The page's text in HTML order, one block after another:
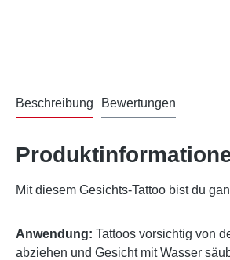
Beschreibung Bewertungen
Mit diesem Gesichts-Tattoo bist du
Anwendung: Tattoos vorsichtig von
abziehen und Gesicht mit Wasser